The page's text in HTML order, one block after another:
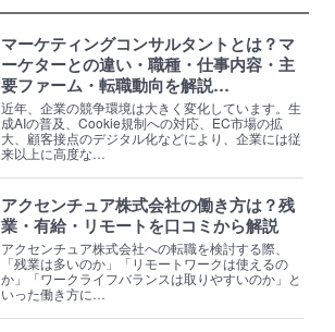
マーケティングコンサルタントとは？マ
ーケターとの違い・職種・仕事内容・主
要ファーム・転職動向を解説…
近年、企業の競争環境は大きく変化しています。生
成AIの普及、Cookie規制への対応、EC市場の拡
大、顧客接点のデジタル化などにより、企業には従
来以上に高度な…
アクセンチュア株式会社の働き方は？残
業・有給・リモートを口コミから解説
アクセンチュア株式会社への転職を検討する際、
「残業は多いのか」「リモートワークは使えるの
か」「ワークライフバランスは取りやすいのか」と
いった働き方に…